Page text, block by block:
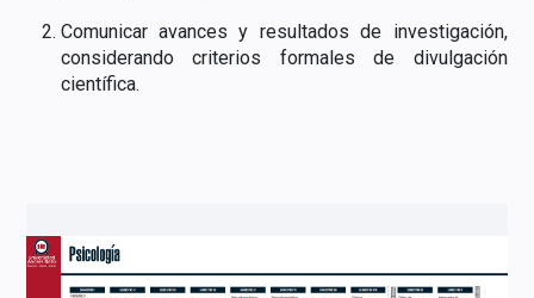
Comunicar avances y resultados de investigación,
considerando criterios formales de divulgación
científica.